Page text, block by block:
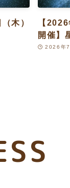
木）
【
開催】
2026年7